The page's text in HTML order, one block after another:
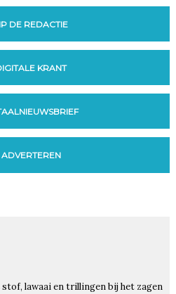
DE REDACTIE
KRANT
ADVERTEREN
lawaai en trillingen bij het zagen